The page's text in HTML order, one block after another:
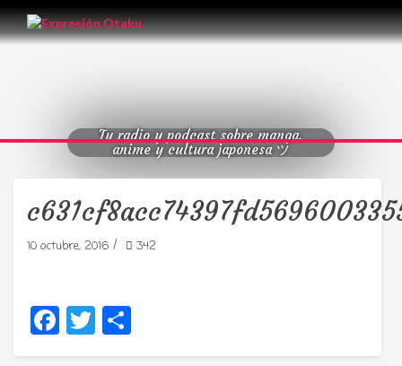
Tu radio y podcast sobre manga,
anime y cultura japonesa ツ
10 octubre, 2016 / 342
Facebook
Twitter